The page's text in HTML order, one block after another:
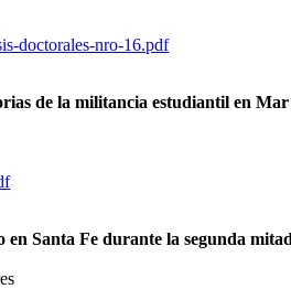
doctorales-nro-16.pdf
de la militancia estudiantil en Mar
Santa Fe durante la segunda